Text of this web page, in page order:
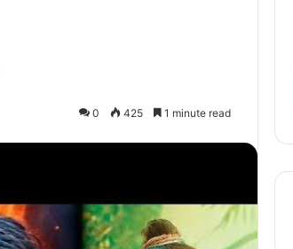
0 425 1 minute read